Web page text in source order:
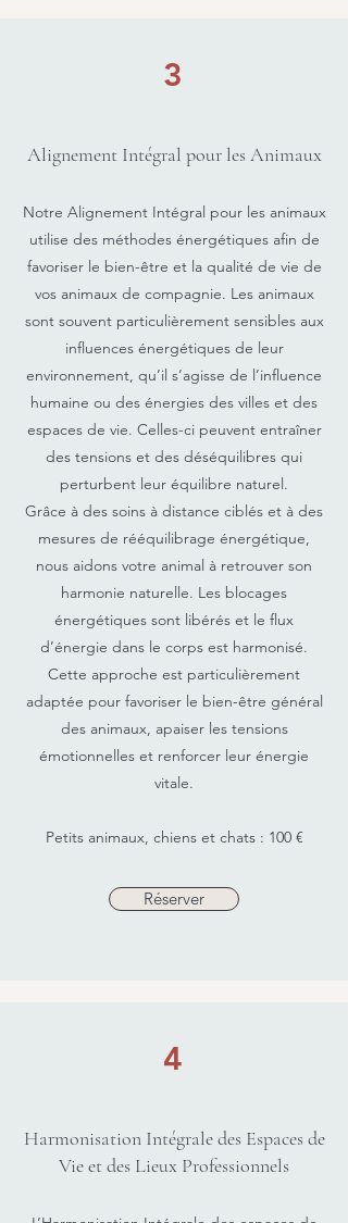
3
Alignement Intégral pour les Animaux
Notre Alignement Intégral pour les animaux
utilise des méthodes énergétiques afin de
favoriser le bien-être et la qualité de vie de
vos animaux de compagnie. Les animaux
sont souvent particulièrement sensibles aux
influences énergétiques de leur
environnement, qu’il s’agisse de l’influence
humaine ou des énergies des villes et des
espaces de vie. Celles-ci peuvent entraîner
des tensions et des déséquilibres qui
perturbent leur équilibre naturel.
Grâce à des soins à distance ciblés et à des
mesures de rééquilibrage énergétique,
nous aidons votre animal à retrouver son
harmonie naturelle. Les blocages
énergétiques sont libérés et le flux
d’énergie dans le corps est harmonisé.
Cette approche est particulièrement
adaptée pour favoriser le bien-être général
des animaux, apaiser les tensions
émotionnelles et renforcer leur énergie
vitale.
Petits animaux, chiens et chats : 100 €
Réserver
4
Harmonisation Intégrale des Espaces de
Vie et des Lieux Professionnels